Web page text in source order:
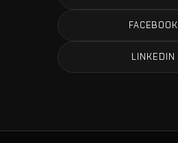
FACEBOOK
LINKEDIN